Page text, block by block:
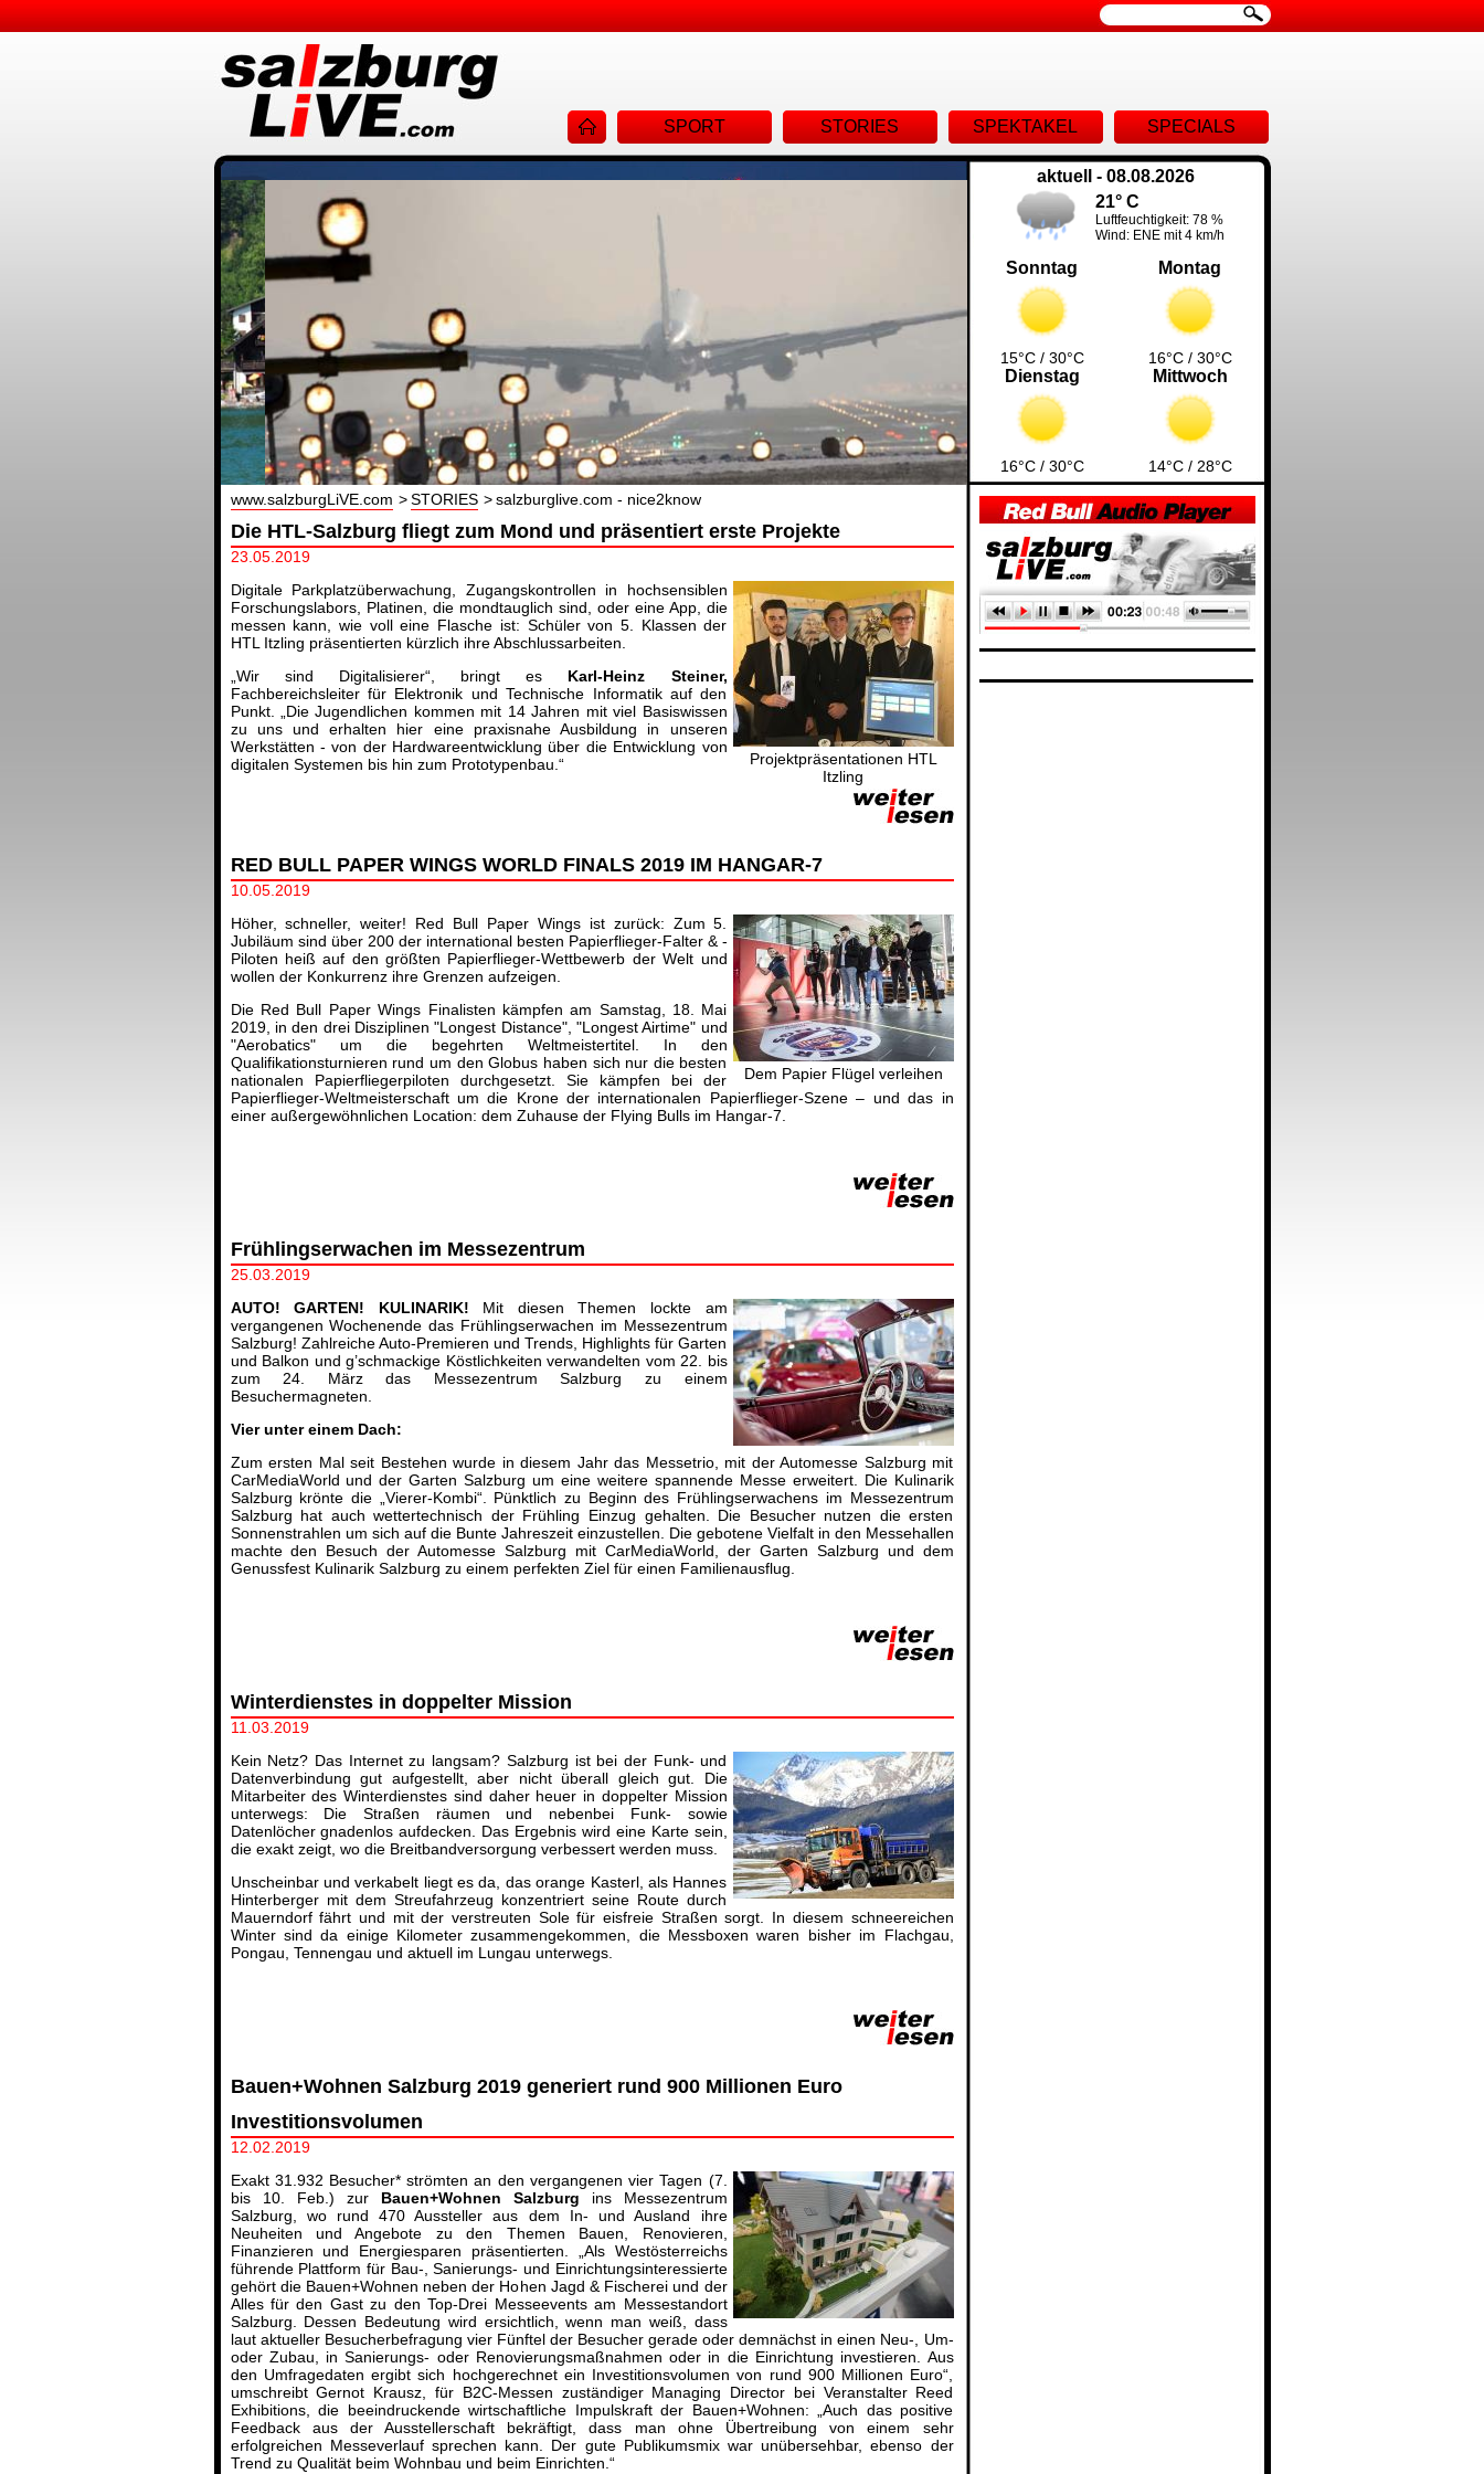
Navigation
überspringen
SPORT STORIES SPEKTAKEL SPECIALS
aktuell - 08.08.2026
21° C
Luftfeuchtigkeit: 78 %
Wind: ENE mit 4 km/h
Sonntag
15°C / 30°C
Montag
16°C / 30°C
Dienstag
16°C / 30°C
Mittwoch
14°C / 28°C
www.salzburgLiVE.com
STORIES salzburglive.com - nice2know
Die HTL-Salzburg fliegt zum Mond und präsentiert erste Projekte
23.05.2019
Projektpräsentationen HTL
Itzling
Digitale Parkplatzüberwachung, Zugangskontrollen in hochsensiblen
Forschungslabors, Platinen, die mondtauglich sind, oder eine App, die
messen kann, wie voll eine Flasche ist: Schüler von 5. Klassen der
HTL Itzling präsentierten kürzlich ihre Abschlussarbeiten.
„Wir sind Digitalisierer“, bringt es Karl-Heinz Steiner,
Fachbereichsleiter für Elektronik und Technische Informatik auf den
Punkt. „Die Jugendlichen kommen mit 14 Jahren mit viel Basiswissen
zu uns und erhalten hier eine praxisnahe Ausbildung in unseren
Werkstätten - von der Hardwareentwicklung über die Entwicklung von
digitalen Systemen bis hin zum Prototypenbau.“
RED BULL PAPER WINGS WORLD FINALS 2019 IM HANGAR-7
10.05.2019
Dem Papier Flügel verleihen
Höher, schneller, weiter! Red Bull Paper Wings ist zurück: Zum 5.
Jubiläum sind über 200 der international besten Papierflieger-Falter & -
Piloten heiß auf den größten Papierflieger-Wettbewerb der Welt und
wollen der Konkurrenz ihre Grenzen aufzeigen.
Die Red Bull Paper Wings Finalisten kämpfen am Samstag, 18. Mai
2019, in den drei Disziplinen "Longest Distance", "Longest Airtime" und
"Aerobatics" um die begehrten Weltmeistertitel. In den
Qualifikationsturnieren rund um den Globus haben sich nur die besten
nationalen Papierfliegerpiloten durchgesetzt. Sie kämpfen bei der
Papierflieger-Weltmeisterschaft um die Krone der internationalen Papierflieger-Szene – und das in
einer außergewöhnlichen Location: dem Zuhause der Flying Bulls im Hangar-7.
Frühlingserwachen im Messezentrum
25.03.2019
AUTO! GARTEN! KULINARIK! Mit diesen Themen lockte am
vergangenen Wochenende das Frühlingserwachen im Messezentrum
Salzburg! Zahlreiche Auto-Premieren und Trends, Highlights für Garten
und Balkon und g’schmackige Köstlichkeiten verwandelten vom 22. bis
zum 24. März das Messezentrum Salzburg zu einem
Besuchermagneten.
Vier unter einem Dach:
Zum ersten Mal seit Bestehen wurde in diesem Jahr das Messetrio, mit der Automesse Salzburg mit
CarMediaWorld und der Garten Salzburg um eine weitere spannende Messe erweitert. Die Kulinarik
Salzburg krönte die „Vierer-Kombi“. Pünktlich zu Beginn des Frühlingserwachens im Messezentrum
Salzburg hat auch wettertechnisch der Frühling Einzug gehalten. Die Besucher nutzen die ersten
Sonnenstrahlen um sich auf die Bunte Jahreszeit einzustellen. Die gebotene Vielfalt in den Messehallen
machte den Besuch der Automesse Salzburg mit CarMediaWorld, der Garten Salzburg und dem
Genussfest Kulinarik Salzburg zu einem perfekten Ziel für einen Familienausflug.
Winterdienstes in doppelter Mission
11.03.2019
Kein Netz? Das Internet zu langsam? Salzburg ist bei der Funk- und
Datenverbindung gut aufgestellt, aber nicht überall gleich gut. Die
Mitarbeiter des Winterdienstes sind daher heuer in doppelter Mission
unterwegs: Die Straßen räumen und nebenbei Funk- sowie
Datenlöcher gnadenlos aufdecken. Das Ergebnis wird eine Karte sein,
die exakt zeigt, wo die Breitbandversorgung verbessert werden muss.
Unscheinbar und verkabelt liegt es da, das orange Kasterl, als Hannes
Hinterberger mit dem Streufahrzeug konzentriert seine Route durch
Mauerndorf fährt und mit der verstreuten Sole für eisfreie Straßen sorgt. In diesem schneereichen
Winter sind da einige Kilometer zusammengekommen, die Messboxen waren bisher im Flachgau,
Pongau, Tennengau und aktuell im Lungau unterwegs.
Bauen+Wohnen Salzburg 2019 generiert rund 900 Millionen Euro
Investitionsvolumen
12.02.2019
Exakt 31.932 Besucher* strömten an den vergangenen vier Tagen (7.
bis 10. Feb.) zur Bauen+Wohnen Salzburg ins Messezentrum
Salzburg, wo rund 470 Aussteller aus dem In- und Ausland ihre
Neuheiten und Angebote zu den Themen Bauen, Renovieren,
Finanzieren und Energiesparen präsentierten. „Als Westösterreichs
führende Plattform für Bau-, Sanierungs- und Einrichtungsinteressierte
gehört die Bauen+Wohnen neben der Hohen Jagd & Fischerei und der
Alles für den Gast zu den Top-Drei Messeevents am Messestandort
Salzburg. Dessen Bedeutung wird ersichtlich, wenn man weiß, dass
laut aktueller Besucherbefragung vier Fünftel der Besucher gerade oder demnächst in einen Neu-, Um-
oder Zubau, in Sanierungs- oder Renovierungsmaßnahmen oder in die Einrichtung investieren. Aus
den Umfragedaten ergibt sich hochgerechnet ein Investitionsvolumen von rund 900 Millionen Euro“,
umschreibt Gernot Krausz, für B2C-Messen zuständiger Managing Director bei Veranstalter Reed
Exhibitions, die beeindruckende wirtschaftliche Impulskraft der Bauen+Wohnen: „Auch das positive
Feedback aus der Ausstellerschaft bekräftigt, dass man ohne Übertreibung von einem sehr
erfolgreichen Messeverlauf sprechen kann. Der gute Publikumsmix war unübersehbar, ebenso der
Trend zu Qualität beim Wohnbau und beim Einrichten.“